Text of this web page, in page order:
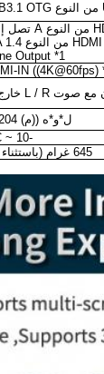
1* DP1.2 2Lane Output
ل*و*ه ((م) 204*120.5*48.2
-10 ~ 70°C
645 غرام (باستثناء الأجهزة الطرفية)